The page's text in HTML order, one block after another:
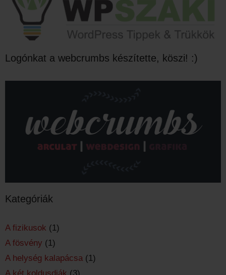
Logónkat a webcrumbs készítette, köszi! :)
Kategóriák
A fizikusok (1)
A fösvény (1)
A helység kalapácsa (1)